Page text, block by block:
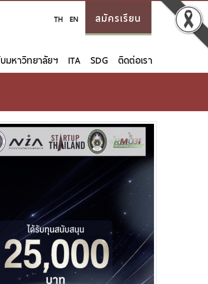
TH EN สมัครเรียน
มหาวิทยาลัยฯ ITA SDG ติดต่อเรา